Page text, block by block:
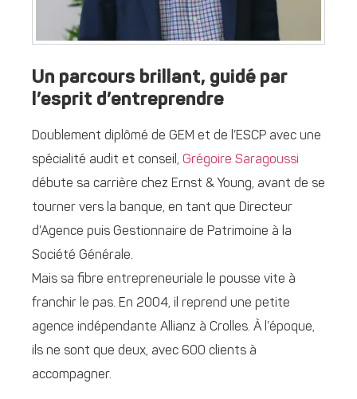
Un parcours brillant, guidé par
l’esprit d’entreprendre
Doublement diplômé de GEM et de l’ESCP avec une
spécialité audit et conseil, Grégoire Saragoussi
débute sa carrière chez Ernst & Young, avant de se
tourner vers la banque, en tant que Directeur
d’Agence puis Gestionnaire de Patrimoine à la
Société Générale.
Mais sa fibre entrepreneuriale le pousse vite à
franchir le pas. En 2004, il reprend une petite
agence indépendante Allianz à Crolles. À l’époque,
ils ne sont que deux, avec 600 clients à
accompagner.